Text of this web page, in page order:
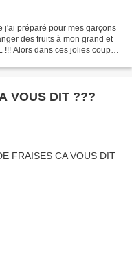
j'ai préparé pour mes garçons
des fruits à mon grand et
Alors dans ces jolies coupes
VOUS DIT ???